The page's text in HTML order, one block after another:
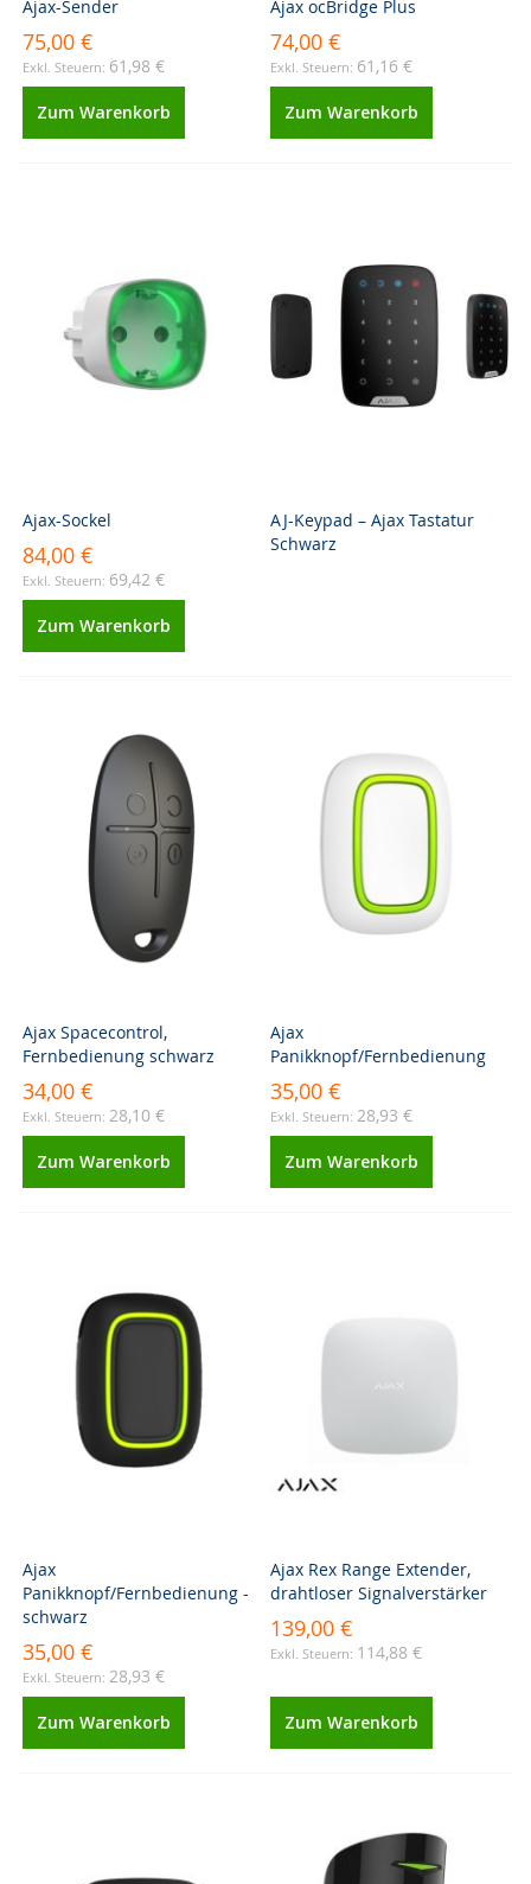
Ajax-Sender
75,00 €
61,98 €
Zum Warenkorb
Ajax ocBridge Plus
74,00 €
61,16 €
Zum Warenkorb
Ajax-Sockel
84,00 €
69,42 €
Zum Warenkorb
AJ-Keypad – Ajax Tastatur
Schwarz
Ajax Spacecontrol,
Fernbedienung schwarz
34,00 €
28,10 €
Zum Warenkorb
Ajax
Panikknopf/Fernbedienung
35,00 €
28,93 €
Zum Warenkorb
Ajax
Panikknopf/Fernbedienung -
schwarz
35,00 €
28,93 €
Zum Warenkorb
Ajax Rex Range Extender,
drahtloser Signalverstärker
139,00 €
114,88 €
Zum Warenkorb